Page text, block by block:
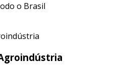
o Brasil